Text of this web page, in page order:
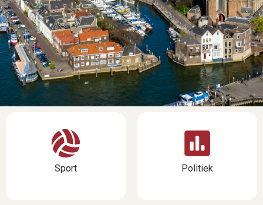
Sport Politiek